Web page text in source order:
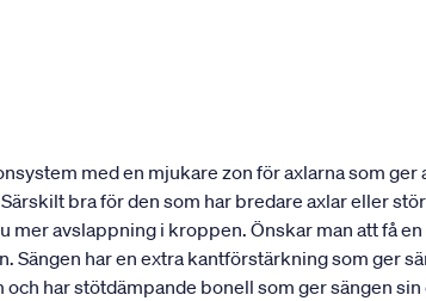
med en mjukare zon för axlarna som
bra för den som har bredare axlar eller
avslappning i kroppen. Önskar man att få
Sängen har en extra kantförstärkning som ger
har stötdämpande bonell som ger sängen